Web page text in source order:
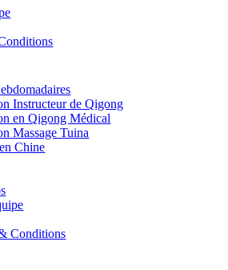
Instructeur de Qigong
en Qigong Médical
Massage Tuina
Chine
Conditions